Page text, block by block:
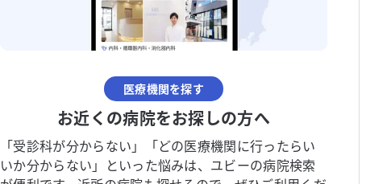
医療機関を探す
お近くの病院をお探しの方へ
「受診科が分からない」「どの医療機関に行ったらい
いか分からない」といった悩みは、ユビーの病院検索